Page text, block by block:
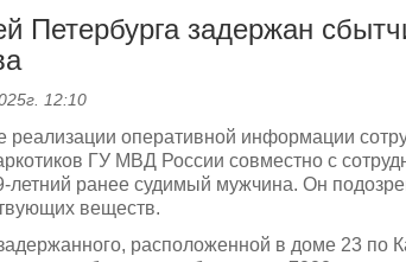
Петербурга задержан
12:10
реализации оперативной информации
ГУ МВД России совместно с
летний ранее судимый мужчина. Он
веществ.
расположенной в доме 23 по